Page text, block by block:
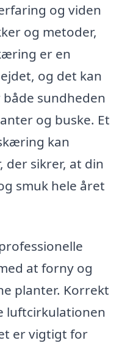
og viden
og metoder,
er en
og det kan
sundheden
og buske. Et
kan
der sikrer, at din
smuk hele året
at forny og
planter. Korrekt
luftcirkulationen
er vigtigt for